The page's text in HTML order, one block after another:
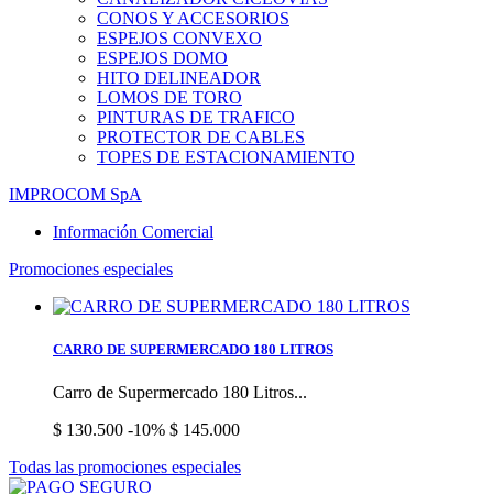
CONOS Y ACCESORIOS
ESPEJOS CONVEXO
ESPEJOS DOMO
HITO DELINEADOR
LOMOS DE TORO
PINTURAS DE TRAFICO
PROTECTOR DE CABLES
TOPES DE ESTACIONAMIENTO
IMPROCOM SpA
Información Comercial
Promociones especiales
CARRO DE SUPERMERCADO 180 LITROS
Carro de Supermercado 180 Litros...
$ 130.500 -10% $ 145.000
Todas las promociones especiales